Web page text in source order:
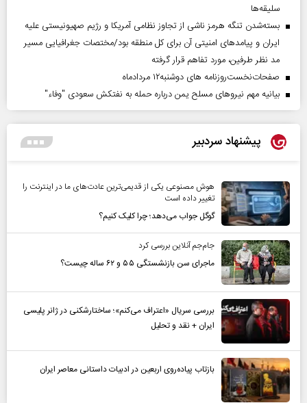
سلیقه‌ها
بسته‌شدن تنگه هرمز ناشی از تجاوز نظامی آمریکا و رژیم صهیونیستی علیه
ایران و پیامد‌های امنیتی آن برای کل منطقه بود/مختصات جغرافیایی مسیر
مد نظر طرفین، مورد تفاهم قرار گرفته
صفحات‌نخست‌روزنامه ها‌ی دوشنبه‌۱۲ مردادماه
بیانیه مهم نیروهای مسلح یمن درباره حمله به نفتکش سعودی "وفاء"
پیشنهاد سردبیر
هوش مصنوعی یکی از قدیمی‌ترین عادت‌های ما در اینترنت را
تغییر داده است
گوگل جواب می‌دهد؛ چرا کلیک کنیم؟
جام‌جم آنلاین بررسی کرد
ماجرای سن بازنشستگی ۵۵ و ۶۲ ساله چیست؟
بررسی سریال «اعتراف می‌کنم»؛ ساختارشکنی در ژانر پلیسی
ایران + نقد و تحلیل
بازتاب پیاده‌روی اربعین در ادبیات داستانی معاصر ایران